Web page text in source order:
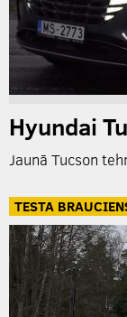
Hyundai
Jaunā Tucson
TESTA